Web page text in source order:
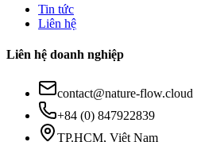
Tin tức
Liên hệ
Liên hệ doanh nghiệp
contact@nature-flow.cloud
+84 (0) 847922839
TP.HCM, Việt Nam